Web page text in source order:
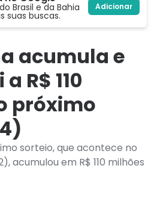
Brasil e da Bahia
suas buscas.
Adicionar
acumula e
R$ 110
próximo
sorteio, que acontece no
acumulou em R$ 110 milhões